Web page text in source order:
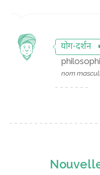
योग-दर्शन
nom